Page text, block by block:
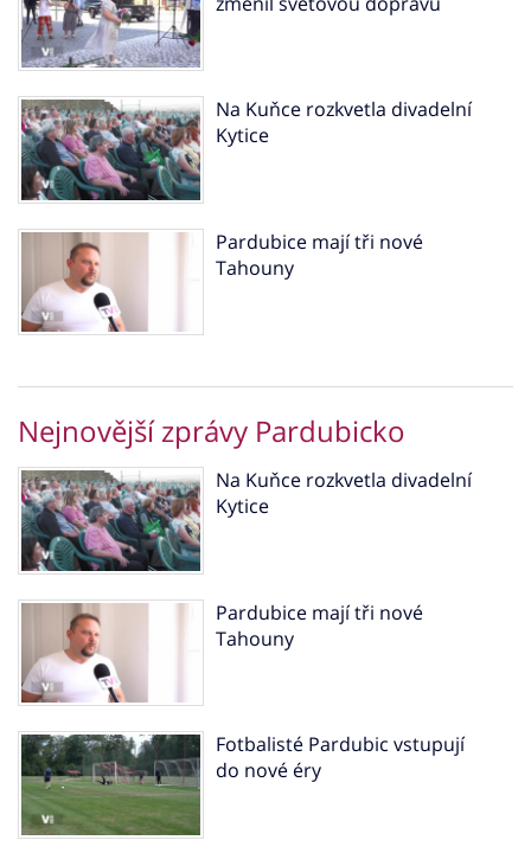
Na Kuňce rozkvetla divadelní
Kytice
Pardubice mají tři nové
Tahouny
Nejnovější zprávy Pardubicko
Na Kuňce rozkvetla divadelní
Kytice
Pardubice mají tři nové
Tahouny
Fotbalisté Pardubic vstupují
do nové éry